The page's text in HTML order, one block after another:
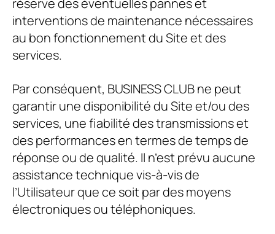
réserve des éventuelles pannes et
interventions de maintenance nécessaires
au bon fonctionnement du Site et des
services.
Par conséquent, BUSINESS CLUBne peut
garantir une disponibilité du Site et/ou des
services, une fiabilité des transmissions et
des performances en termes de temps de
réponse ou de qualité. Il n’est prévu aucune
assistance technique vis-à-vis de
l’Utilisateur que ce soit par des moyens
électroniques ou téléphoniques.